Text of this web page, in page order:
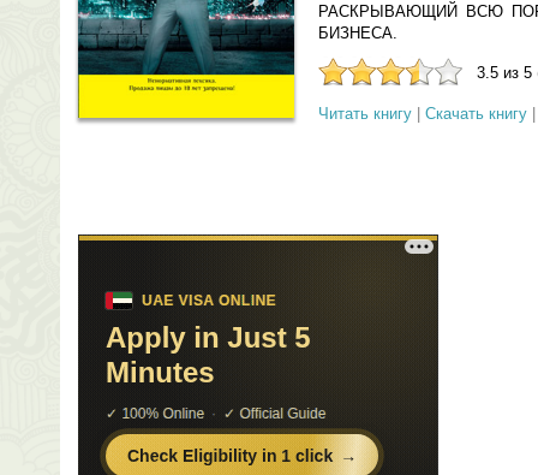
РАСКРЫВАЮЩИЙ ВСЮ
БИЗНЕСА.
3.5 из 5
Читать книгу Скачать книгу